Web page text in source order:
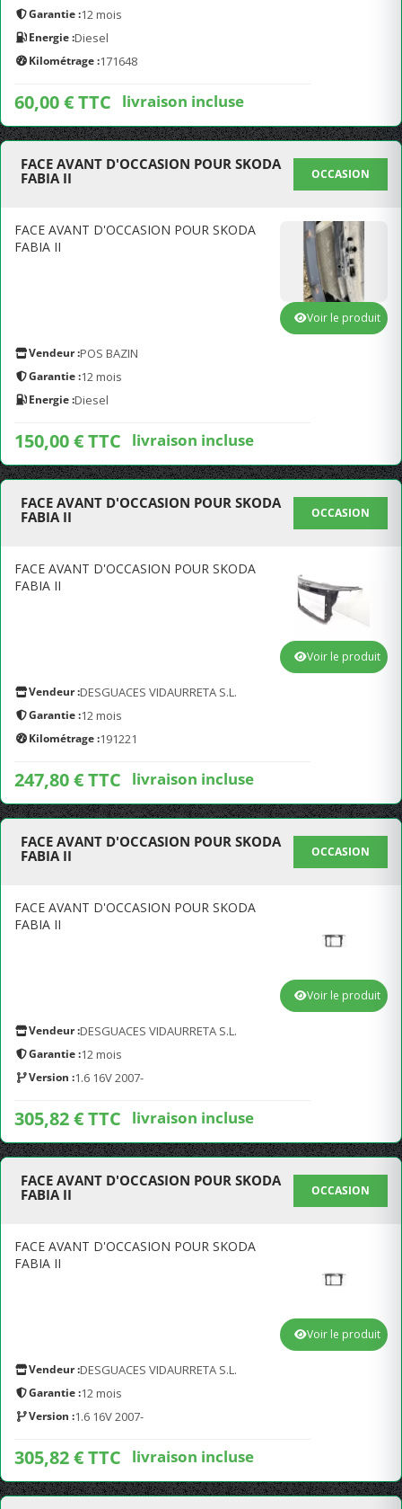
Garantie :12 mois
Energie :Diesel
Kilométrage :171648
60,00 € TTC livraison incluse
FACE AVANT D'OCCASION POUR SKODA
FABIA II
OCCASION
FACE AVANT D'OCCASION POUR SKODA
FABIA II
Vendeur :POS BAZIN
Garantie :12 mois
Energie :Diesel
150,00 € TTC livraison incluse
Voir le produit
FACE AVANT D'OCCASION POUR SKODA
FABIA II
OCCASION
FACE AVANT D'OCCASION POUR SKODA
FABIA II
Vendeur :DESGUACES VIDAURRETA S.L.
Garantie :12 mois
Kilométrage :191221
247,80 € TTC livraison incluse
Voir le produit
FACE AVANT D'OCCASION POUR SKODA
FABIA II
OCCASION
FACE AVANT D'OCCASION POUR SKODA
FABIA II
Vendeur :DESGUACES VIDAURRETA S.L.
Garantie :12 mois
Version :1.6 16V 2007-
305,82 € TTC livraison incluse
Voir le produit
FACE AVANT D'OCCASION POUR SKODA
FABIA II
OCCASION
FACE AVANT D'OCCASION POUR SKODA
FABIA II
Vendeur :DESGUACES VIDAURRETA S.L.
Garantie :12 mois
Version :1.6 16V 2007-
305,82 € TTC livraison incluse
Voir le produit